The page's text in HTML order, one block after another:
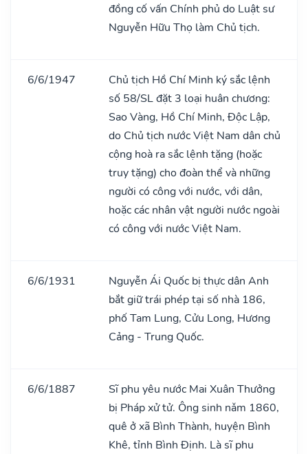
đồng cố vấn Chính phủ do Luật sư
Nguyễn Hữu Thọ làm Chủ tịch.
6/6/1947
Chủ tịch Hồ Chí Minh ký sắc lệnh
số 58/SL đặt 3 loại huân chương:
Sao Vàng, Hồ Chí Minh, Độc Lập,
do Chủ tịch nước Việt Nam dân chủ
cộng hoà ra sắc lệnh tặng (hoặc
truy tặng) cho đoàn thể và những
người có công với nước, với dân,
hoặc các nhân vật người nước ngoài
có công với nước Việt Nam.
6/6/1931
Nguyễn Ái Quốc bị thực dân Anh
bắt giữ trái phép tại số nhà 186,
phố Tam Lung, Cửu Long, Hương
Cảng - Trung Quốc.
6/6/1887
Sĩ phu yêu nước Mai Xuân Thưởng
bị Pháp xử tử. Ông sinh nǎm 1860,
quê ở xã Bình Thành, huyện Bình
Khê, tỉnh Bình Định. Là sĩ phu